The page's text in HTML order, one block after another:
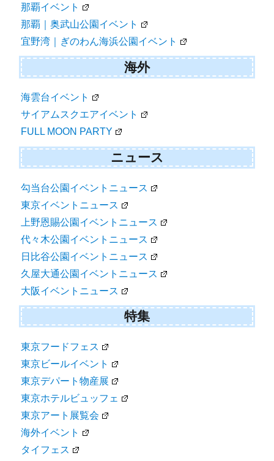
那覇イベント
那覇｜奥武山公園イベント
宜野湾｜ぎのわん海浜公園イベント
海外
海雲台イベント
サイアムスクエアイベント
FULL MOON PARTY
ニュース
勾当台公園イベントニュース
東京イベントニュース
上野恩賜公園イベントニュース
代々木公園イベントニュース
日比谷公園イベントニュース
久屋大通公園イベントニュース
大阪イベントニュース
特集
東京フードフェス
東京ビールイベント
東京デパート物産展
東京ホテルビュッフェ
東京アート展覧会
海外イベント
タイフェス